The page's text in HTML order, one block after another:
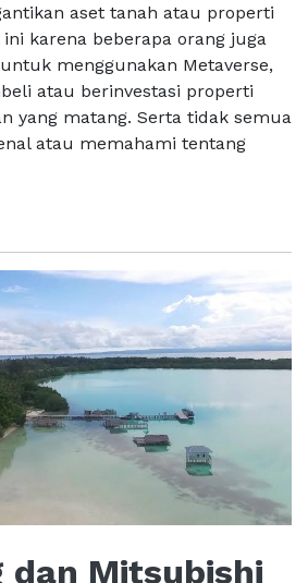
aset tanah atau properti
karena beberapa orang juga
menggunakan Metaverse,
atau berinvestasi properti
yang matang. Serta tidak semua
atau memahami tentang
dan Mitsubishi